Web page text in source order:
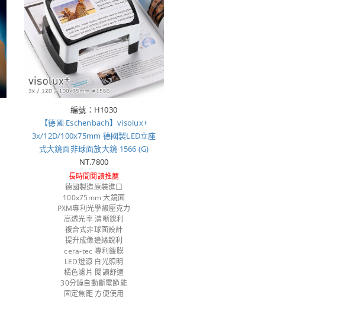
編號：H1030
【德國 Eschenbach】visolux+
3x/12D/100x75mm 德國製LED立座
式大鏡面非球面放大鏡 1566 (G)
NT.7800
長時間閱讀推薦
德國製造原裝進口
100x75mm 大鏡面
PXM專利光學級壓克力
高透光率 清晰銳利
複合式非球面設計
提升成像邊緣銳利
cera-tec 專利鍍膜
LED燈源 白光照明
橘色濾片 閱讀舒適
30分鐘自動斷電節能
固定焦距 方便使用